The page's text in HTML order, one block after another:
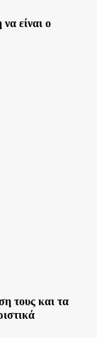
είναι ο
τους και τα